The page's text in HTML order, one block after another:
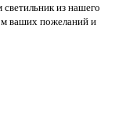
из нашего
ваших пожеланий и